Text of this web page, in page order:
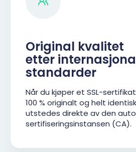
Original kvalitet
etter
standarder
Når du kjøper et SSL-
100 % originalt og helt
utstedes direkte av den
sertifiseringsinstansen (CA).